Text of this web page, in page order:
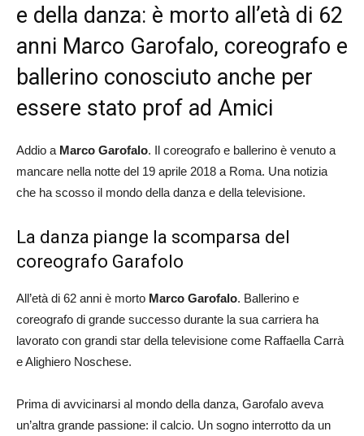
e della danza: è morto all’età di 62
anni Marco Garofalo, coreografo e
ballerino conosciuto anche per
essere stato prof ad Amici
Addio a Marco Garofalo. Il coreografo e ballerino è venuto a
mancare nella notte del 19 aprile 2018 a Roma. Una notizia
che ha scosso il mondo della danza e della televisione.
La danza piange la scomparsa del
coreografo Garafolo
All’età di 62 anni è morto Marco Garofalo. Ballerino e
coreografo di grande successo durante la sua carriera ha
lavorato con grandi star della televisione come Raffaella Carrà
e Alighiero Noschese.
Prima di avvicinarsi al mondo della danza, Garofalo aveva
un’altra grande passione: il calcio. Un sogno interrotto da un